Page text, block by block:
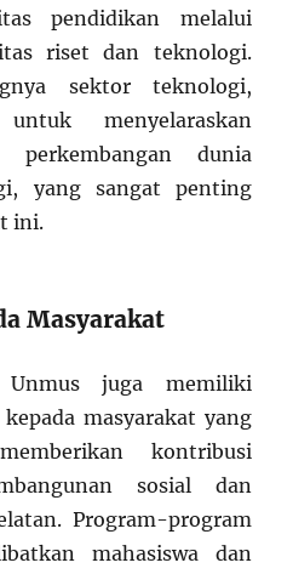
pendidikan melalui
riset dan teknologi.
sektor teknologi,
menyelaraskan
perkembangan dunia
yang sangat penting
ini.
Masyarakat
Unmus juga memiliki
masyarakat yang
kontribusi
sosial dan
Program-program
mahasiswa dan